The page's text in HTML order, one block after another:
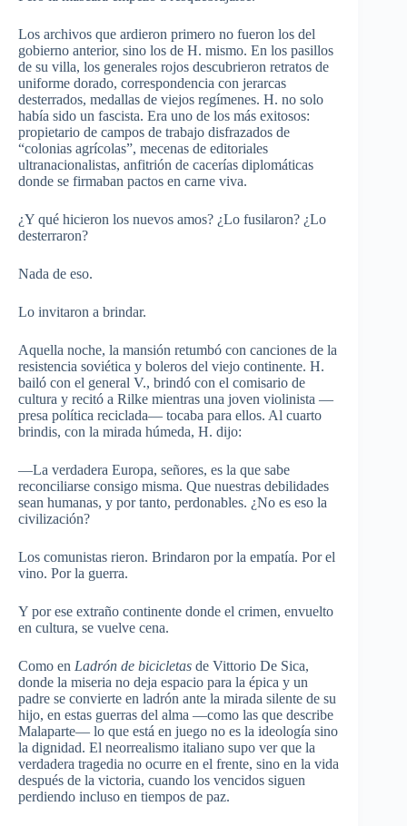
Los archivos que ardieron primero no fueron los del
gobierno anterior, sino los de H. mismo. En los pasillos
de su villa, los generales rojos descubrieron retratos de
uniforme dorado, correspondencia con jerarcas
desterrados, medallas de viejos regímenes. H. no solo
había sido un fascista. Era uno de los más exitosos:
propietario de campos de trabajo disfrazados de
“colonias agrícolas”, mecenas de editoriales
ultranacionalistas, anfitrión de cacerías diplomáticas
donde se firmaban pactos en carne viva.
¿Y qué hicieron los nuevos amos? ¿Lo fusilaron? ¿Lo
desterraron?
Nada de eso.
Lo invitaron a brindar.
Aquella noche, la mansión retumbó con canciones de la
resistencia soviética y boleros del viejo continente. H.
bailó con el general V., brindó con el comisario de
cultura y recitó a Rilke mientras una joven violinista —
presa política reciclada— tocaba para ellos. Al cuarto
brindis, con la mirada húmeda, H. dijo:
—La verdadera Europa, señores, es la que sabe
reconciliarse consigo misma. Que nuestras debilidades
sean humanas, y por tanto, perdonables. ¿No es eso la
civilización?
Los comunistas rieron. Brindaron por la empatía. Por el
vino. Por la guerra.
Y por ese extraño continente donde el crimen, envuelto
en cultura, se vuelve cena.
Como en Ladrón de bicicletas de Vittorio De Sica,
donde la miseria no deja espacio para la épica y un
padre se convierte en ladrón ante la mirada silente de su
hijo, en estas guerras del alma —como las que describe
Malaparte— lo que está en juego no es la ideología sino
la dignidad. El neorrealismo italiano supo ver que la
verdadera tragedia no ocurre en el frente, sino en la vida
después de la victoria, cuando los vencidos siguen
perdiendo incluso en tiempos de paz.